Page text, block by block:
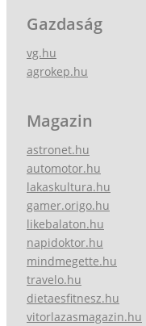
Gazdaság
vg.hu
agrokep.hu
Magazin
astronet.hu
automotor.hu
lakaskultura.hu
gamer.origo.hu
likebalaton.hu
napidoktor.hu
mindmegette.hu
travelo.hu
dietaesfitnesz.hu
vitorlazasmagazin.hu